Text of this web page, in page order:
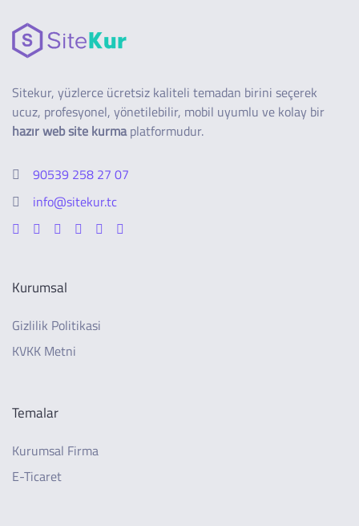
Sitekur, yüzlerce ücretsiz kaliteli temadan birini seçerek
ucuz, profesyonel, yönetilebilir, mobil uyumlu ve kolay bir
hazır web site kurmaplatformudur.
90539 258 27 07
info@sitekur.tc
Kurumsal
Gizlilik Politikasi
KVKK Metni
Temalar
Kurumsal Firma
E-Ticaret